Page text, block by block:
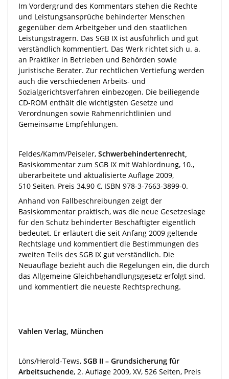
Im Vordergrund des Kommentars stehen die Rechte
und Leistungsansprüche behinderter Menschen
gegenüber dem Arbeitgeber und den staatlichen
Leistungsträgern. Das SGB IX ist ausführlich und gut
verständlich kommentiert. Das Werk richtet sich u. a.
an Praktiker in Betrieben und Behörden sowie
juristische Berater. Zur rechtlichen Vertiefung werden
auch die verschiedenen Arbeits- und
Sozialgerichtsverfahren einbezogen. Die beiliegende
CD-ROM enthält die wichtigsten Gesetze und
Verordnungen sowie Rahmenrichtlinien und
Gemeinsame Empfehlungen.
Feldes/Kamm/Peiseler, Schwerbehindertenrecht,
Basiskommentar zum SGB IX mit Wahlordnung, 10.,
überarbeitete und aktualisierte Auflage 2009,
510 Seiten, Preis 34,90 €, ISBN 978-3-7663-3899-0.
Anhand von Fallbeschreibungen zeigt der
Basiskommentar praktisch, was die neue Gesetzeslage
für den Schutz behinderter Beschäftigter eigentlich
bedeutet. Er erläutert die seit Anfang 2009 geltende
Rechtslage und kommentiert die Bestimmungen des
zweiten Teils des SGB IX gut verständlich. Die
Neuauflage bezieht auch die Regelungen ein, die durch
das Allgemeine Gleichbehandlungsgesetz erfolgt sind,
und kommentiert die neueste Rechtsprechung.
Vahlen Verlag, München
Löns/Herold-Tews, SGB II – Grundsicherung für
Arbeitsuchende, 2. Auflage 2009, XV, 526 Seiten, Preis